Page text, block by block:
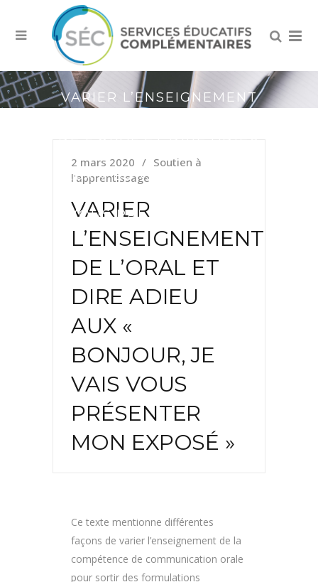
VARIER L’ENSEIGNEMENT
AUX « BONJOUR, JE VAIS
VOUS PRÉSENTER MON
2 mars 2020
Soutien à
l'apprentissage
VARIER
L’ENSEIGNEMENT
DE L’ORAL ET
DIRE ADIEU
AUX «
BONJOUR, JE
VAIS VOUS
PRÉSENTER
MON EXPOSÉ »
Ce texte mentionne différentes
façons de varier l’enseignement de la
compétence de communication orale
pour sortir des formulations